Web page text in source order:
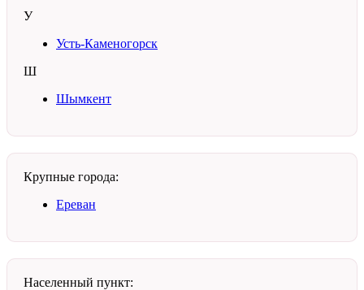
У
Усть-Каменогорск
Ш
Шымкент
Крупные города:
Ереван
Населенный пункт: